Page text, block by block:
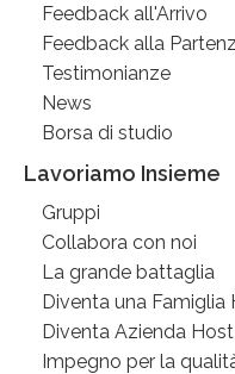
Feedback all'Arrivo
Feedback alla
Testimonianze
News
Borsa di studio
Lavoriamo Insieme
Gruppi
Collabora con noi
La grande battaglia
Diventa una Famiglia
Diventa Azienda Host
Impegno per la